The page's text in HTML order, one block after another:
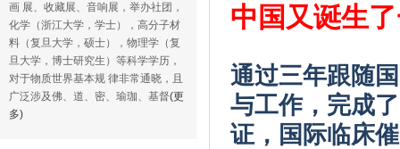
画 展、收藏展、音响展，举办社团，
化学（浙江大学，学士），高分子材
料（复旦大学，硕士），物理学（复
旦大学，博士研究生）等科学学历，
对于物质世界基本规 律非常通晓，且
广泛涉及佛、道、密、瑜珈、基督(更
多)
中国又诞生
通过三年跟随
与工作，完成
证，国际临床